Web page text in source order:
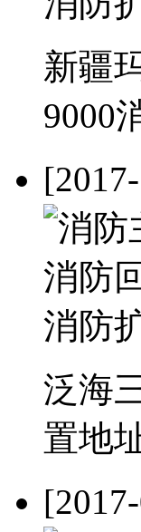
新疆
9000
泛海
置地